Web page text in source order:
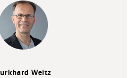
Weitz